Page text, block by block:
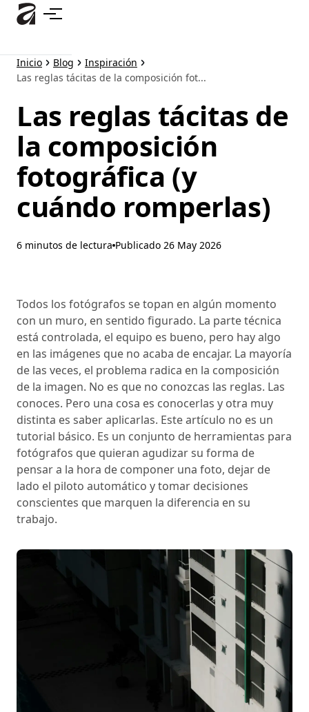
principal
Inicio Blog
Inspiración
Las reglas tácitas de la composición fot...
Las reglas tácitas de
la composición
fotográfica (y
cuándo romperlas)
6 minutos de lectura Publicado 26 May 2026
Todos los fotógrafos se topan en algún momento
con un muro, en sentido figurado. La parte técnica
está controlada, el equipo es bueno, pero hay algo
en las imágenes que no acaba de encajar. La mayoría
de las veces, el problema radica en la composición
de la imagen. No es que no conozcas las reglas. Las
conoces. Pero una cosa es conocerlas y otra muy
distinta es saber aplicarlas. Este artículo no es un
tutorial básico. Es un conjunto de herramientas para
fotógrafos que quieran agudizar su forma de
pensar a la hora de componer una foto, dejar de
lado el piloto automático y tomar decisiones
conscientes que marquen la diferencia en su
trabajo.